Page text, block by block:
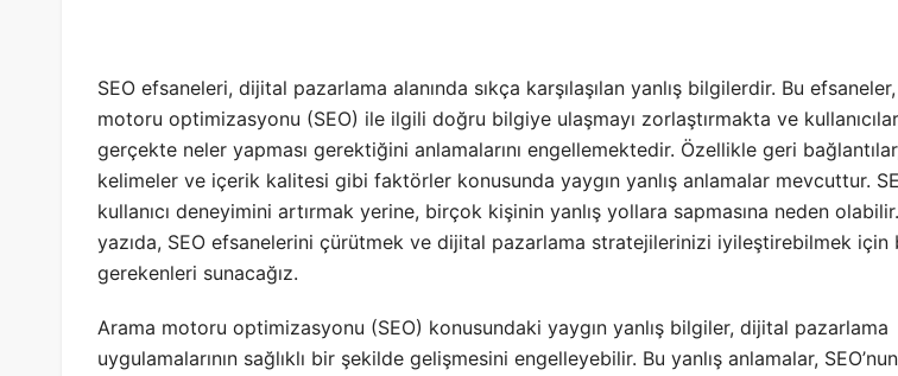
SEO efsaneleri, dijital pazarlama alanında sıkça karşılaşılan yanlış bilgilerdir. Bu
motoru optimizasyonu (SEO) ile ilgili doğru bilgiye ulaşmayı zorlaştırmakta ve
gerçekte neler yapması gerektiğini anlamalarını engellemektedir. Özellikle geri
kelimeler ve içerik kalitesi gibi faktörler konusunda yaygın yanlış anlamalar mevcuttur.
kullanıcı deneyimini artırmak yerine, birçok kişinin yanlış yollara sapmasına neden
yazıda, SEO efsanelerini çürütmek ve dijital pazarlama stratejilerinizi iyileştirebilmek için
gerekenleri sunacağız.
Arama motoru optimizasyonu (SEO) konusundaki yaygın yanlış bilgiler, dijital pazarlama
uygulamalarının sağlıklı bir şekilde gelişmesini engelleyebilir. Bu yanlış anlamalar, SEO’nun